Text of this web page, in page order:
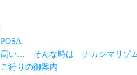
い… そんな時は ナカシマリゾ
狩りの御案内